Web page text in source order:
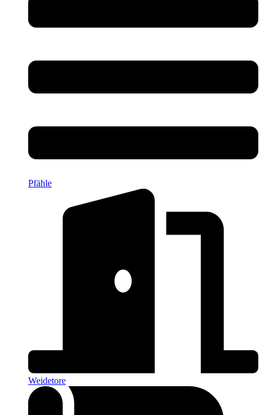
Pfähle
Weidetore